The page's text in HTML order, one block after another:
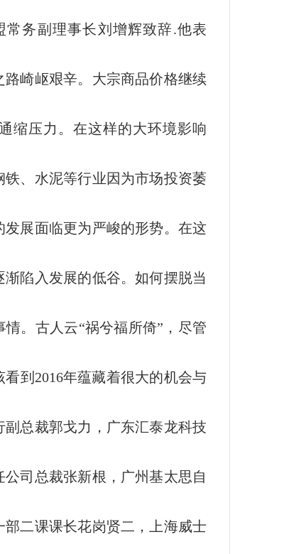
常务副理事长刘增辉致辞.他表
崎岖艰辛。大宗商品价格继续
缩压力。在这样的大环境影响
、水泥等行业因为市场投资萎
展面临更为严峻的形势。在这
陷入发展的低谷。如何摆脱当
情。古人云“祸兮福所倚”，尽管
到2016年蕴藏着很大的机会与
总裁郭戈力，广东汇泰龙科技
司总裁张新根，广州基太思自
二课课长花岗贤二，上海威士